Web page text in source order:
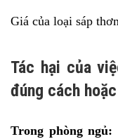
Giá của loại sáp
Tác hại của
đúng cách
Trong phòng ngủ: